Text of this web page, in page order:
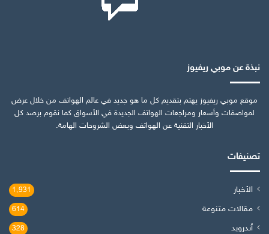
نبذة عن موبي ريفيوز
موقع موبي ريفيوز يهتم بتقديم كل ما هو جديد في عالم الهواتف من خلال عرض
لمواصفات وأسعار ومراجعات الهواتف الجديدة في الأسواق كما نقوم برصد كل
الأخبار التقنية عن الهواتف وبعض الشروحات الهامة.
تصنيفات
الأخبار 1٬931
مقالات متنوعة 614
أندرويد 328